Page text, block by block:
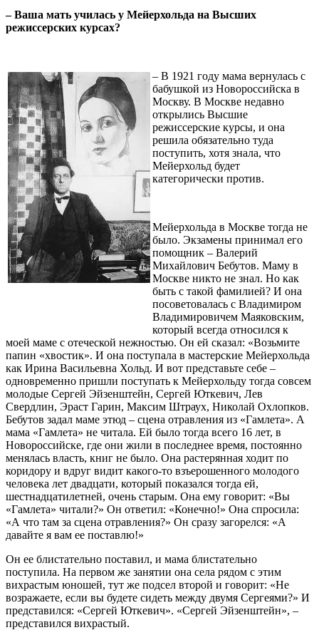
– Ваша мать училась у Мейерхольда на Высших
режиссерских курсах?
– В 1921 году мама вернулась с
бабушкой из Новороссийска в
Москву. В Москве недавно
открылись Высшие
режиссерские курсы, и она
решила обязательно туда
поступить, хотя знала, что
Мейерхольд будет
категорически против.
Мейерхольда в Москве тогда не
было. Экзамены принимал его
помощник – Валерий
Михайлович Бебутов. Маму в
Москве никто не знал. Но как
быть с такой фамилией? И она
посоветовалась с Владимиром
Владимировичем Маяковским,
который всегда относился к
моей маме с отеческой нежностью. Он ей сказал: «Возьмите
папин «хвостик». И она поступала в мастерские Мейерхольда
как Ирина Васильевна Хольд. И вот представьте себе –
одновременно пришли поступать к Мейерхольду тогда совсем
молодые Сергей Эйзенштейн, Сергей Юткевич, Лев
Свердлин, Эраст Гарин, Максим Штраух, Николай Охлопков.
Бебутов задал маме этюд – сцена отравления из «Гамлета». А
мама «Гамлета» не читала. Ей было тогда всего 16 лет, в
Новороссийске, где они жили в последнее время, постоянно
менялась власть, книг не было. Она растерянная ходит по
коридору и вдруг видит какого-то взъерошенного молодого
человека лет двадцати, который показался тогда ей,
шестнадцатилетней, очень старым. Она ему говорит: «Вы
«Гамлета» читали?» Он ответил: «Конечно!» Она спросила:
«А что там за сцена отравления?» Он сразу загорелся: «А
давайте я вам ее поставлю!»
Он ее блистательно поставил, и мама блистательно
поступила. На первом же занятии она села рядом с этим
вихрастым юношей, тут же подсел второй и говорит: «Не
возражаете, если вы будете сидеть между двумя Сергеями?» И
представился: «Сергей Юткевич». «Сергей Эйзенштейн», –
представился вихрастый.